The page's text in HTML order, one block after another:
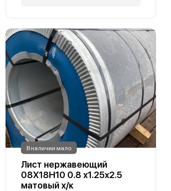
В наличии мало
Лист нержавеющий
08Х18Н10 0.8 х1.25х2.5
матовый х/к